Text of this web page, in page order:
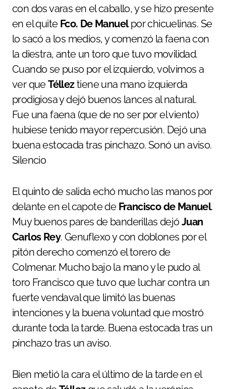
con dos varas en el caballo, y se hizo presente
en el quite Fco. De Manuelpor chicuelinas. Se
lo sacó a los medios, y comenzó la faena con
la diestra, ante un toro que tuvo movilidad.
Cuando se puso por el izquierdo, volvimos a
ver queTélleztiene una mano izquierda
prodigiosa y dejó buenos lances al natural.
Fue una faena (que de no ser por el viento)
hubiese tenido mayor repercusión. Dejó una
buena estocada tras pinchazo. Sonó un aviso.
Silencio
El quinto de salida echó mucho las manos por
delante en el capote de Francisco de Manuel.
Muy buenos pares de banderillas dejóJuan
Carlos Rey. Genuflexo y con doblones por el
pitón derecho comenzó el torero de
Colmenar. Mucho bajo la mano y le pudo al
toro Francisco que tuvo que luchar contra un
fuerte vendaval que limitó las buenas
intenciones y la buena voluntad que mostró
durante toda la tarde. Buena estocada tras un
pinchazo tras un aviso.
Bien metió la cara el último de la tarde en el